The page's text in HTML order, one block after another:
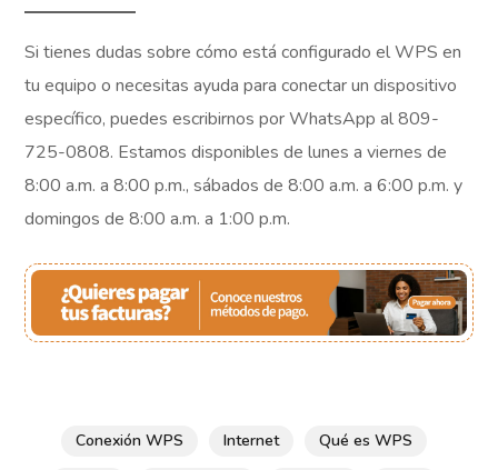
Si tienes dudas sobre cómo está configurado el WPS en
tu equipo o necesitas ayuda para conectar un dispositivo
específico, puedes escribirnos por WhatsApp al 809-
725-0808. Estamos disponibles de lunes a viernes de
8:00 a.m. a 8:00 p.m., sábados de 8:00 a.m. a 6:00 p.m. y
domingos de 8:00 a.m. a 1:00 p.m.
Conexión WPS Internet
Qué es WPS